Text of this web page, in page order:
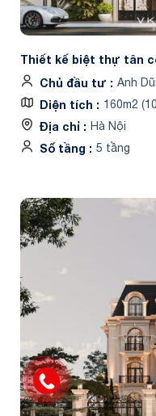
Thiết kế biệt thự tân
Chủ đầu tư
Anh
Diện tích 160m2
Địa chỉ Hà Nội
Số tầng 5 tầng